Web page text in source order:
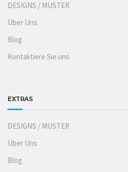
DESIGNS / MUSTER
Über Uns
Blog
Kontaktiere Sie uns
EXTRAS
DESIGNS / MUSTER
Über Uns
Blog